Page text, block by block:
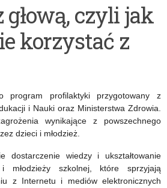
głową, czyli jak
korzystać z
program profilaktyki przygotowany z
i Nauki oraz Ministerstwa Zdrowia.
wynikające z powszechnego
dzieci i młodzież.
dostarczenie wiedzy i ukształtowanie
młodzieży szkolnej, które sprzyjają
z Internetu i mediów elektronicznych